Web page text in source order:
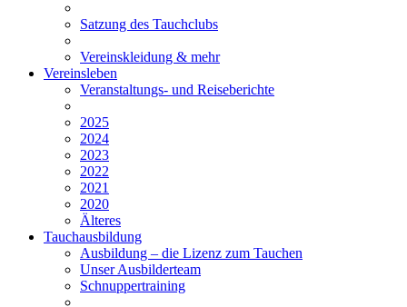
Satzung des Tauchclubs
Vereinskleidung & mehr
Vereinsleben
Veranstaltungs- und Reiseberichte
2025
2024
2023
2022
2021
2020
Älteres
Tauchausbildung
Ausbildung – die Lizenz zum Tauchen
Unser Ausbilderteam
Schnuppertraining